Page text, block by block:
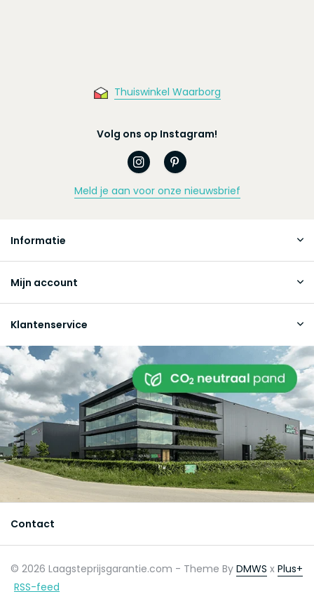
Thuiswinkel Waarborg
Volg ons op Instagram!
Meld je aan voor onze nieuwsbrief
Informatie
Mijn account
Klantenservice
Contact
© 2026 Laagsteprijsgarantie.com - Theme By DMWS x Plus+
RSS-feed